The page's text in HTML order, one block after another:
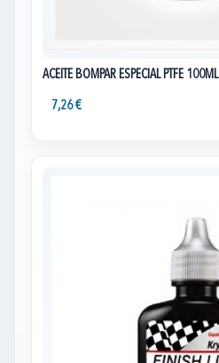
ACEITE BOMPAR ESPECIAL PTFE 100ML
7,26 €